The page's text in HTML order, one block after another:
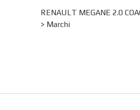
RENAULT MEGANE 2.0
> Marchi